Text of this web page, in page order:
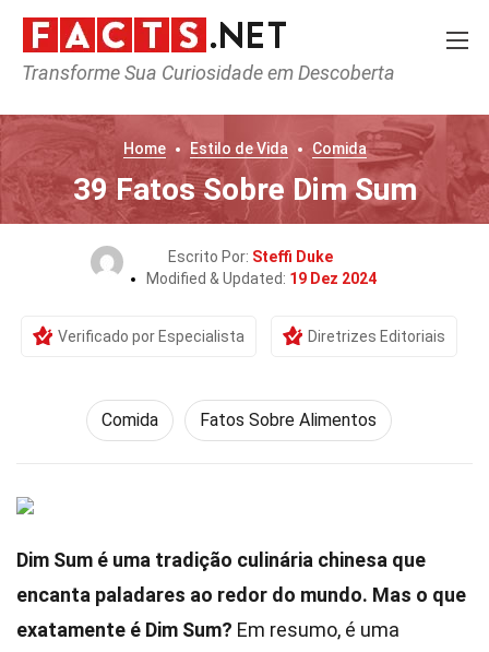
Transforme Sua Curiosidade em Descoberta
Home Estilo de Vida Comida
39 Fatos Sobre Dim Sum
Escrito Por: Steffi Duke
Modified & Updated: 19 Dez 2024
Verificado por Especialista Diretrizes Editoriais
Comida Fatos Sobre Alimentos
Dim Sum é uma tradição culinária chinesa que
encanta paladares ao redor do mundo. Mas o que
exatamente é Dim Sum? Em resumo, é uma